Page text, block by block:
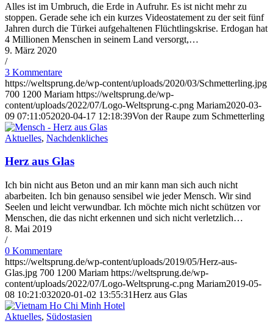
Alles ist im Umbruch, die Erde in Aufruhr. Es ist nicht mehr zu
stoppen. Gerade sehe ich ein kurzes Videostatement zu der seit fünf
Jahren durch die Türkei aufgehaltenen Flüchtlingskrise. Erdogan hat
4 Millionen Menschen in seinem Land versorgt,…
9. März 2020
/
3 Kommentare
https://weltsprung.de/wp-content/uploads/2020/03/Schmetterling.jpg
700 1200 Mariam https://weltsprung.de/wp-
content/uploads/2022/07/Logo-Weltsprung-c.png Mariam2020-03-
09 07:11:052020-04-17 12:18:39Von der Raupe zum Schmetterling
Aktuelles, Nachdenkliches
Herz aus Glas
Ich bin nicht aus Beton und an mir kann man sich auch nicht
abarbeiten. Ich bin genauso sensibel wie jeder Mensch. Wir sind
Seelen und leicht verwundbar. Ich möchte mich nicht schützen vor
Menschen, die das nicht erkennen und sich nicht verletzlich…
8. Mai 2019
/
0 Kommentare
https://weltsprung.de/wp-content/uploads/2019/05/Herz-aus-
Glas.jpg 700 1200 Mariam https://weltsprung.de/wp-
content/uploads/2022/07/Logo-Weltsprung-c.png Mariam2019-05-
08 10:21:032020-01-02 13:55:31Herz aus Glas
Aktuelles, Südostasien